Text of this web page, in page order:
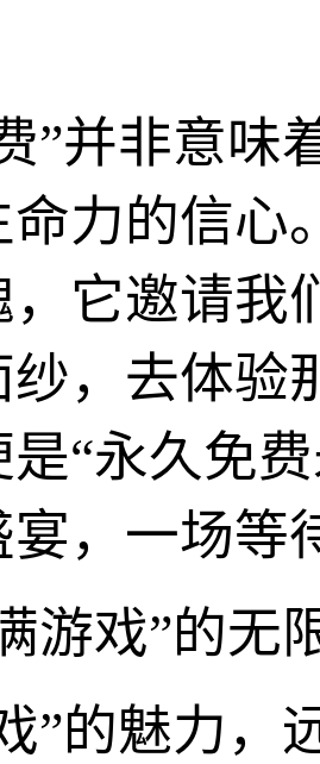
”并非意味
命力的信心
，它邀请我
纱，去体验
“永久免
宴，一场等
游戏”的无
”的魅力，